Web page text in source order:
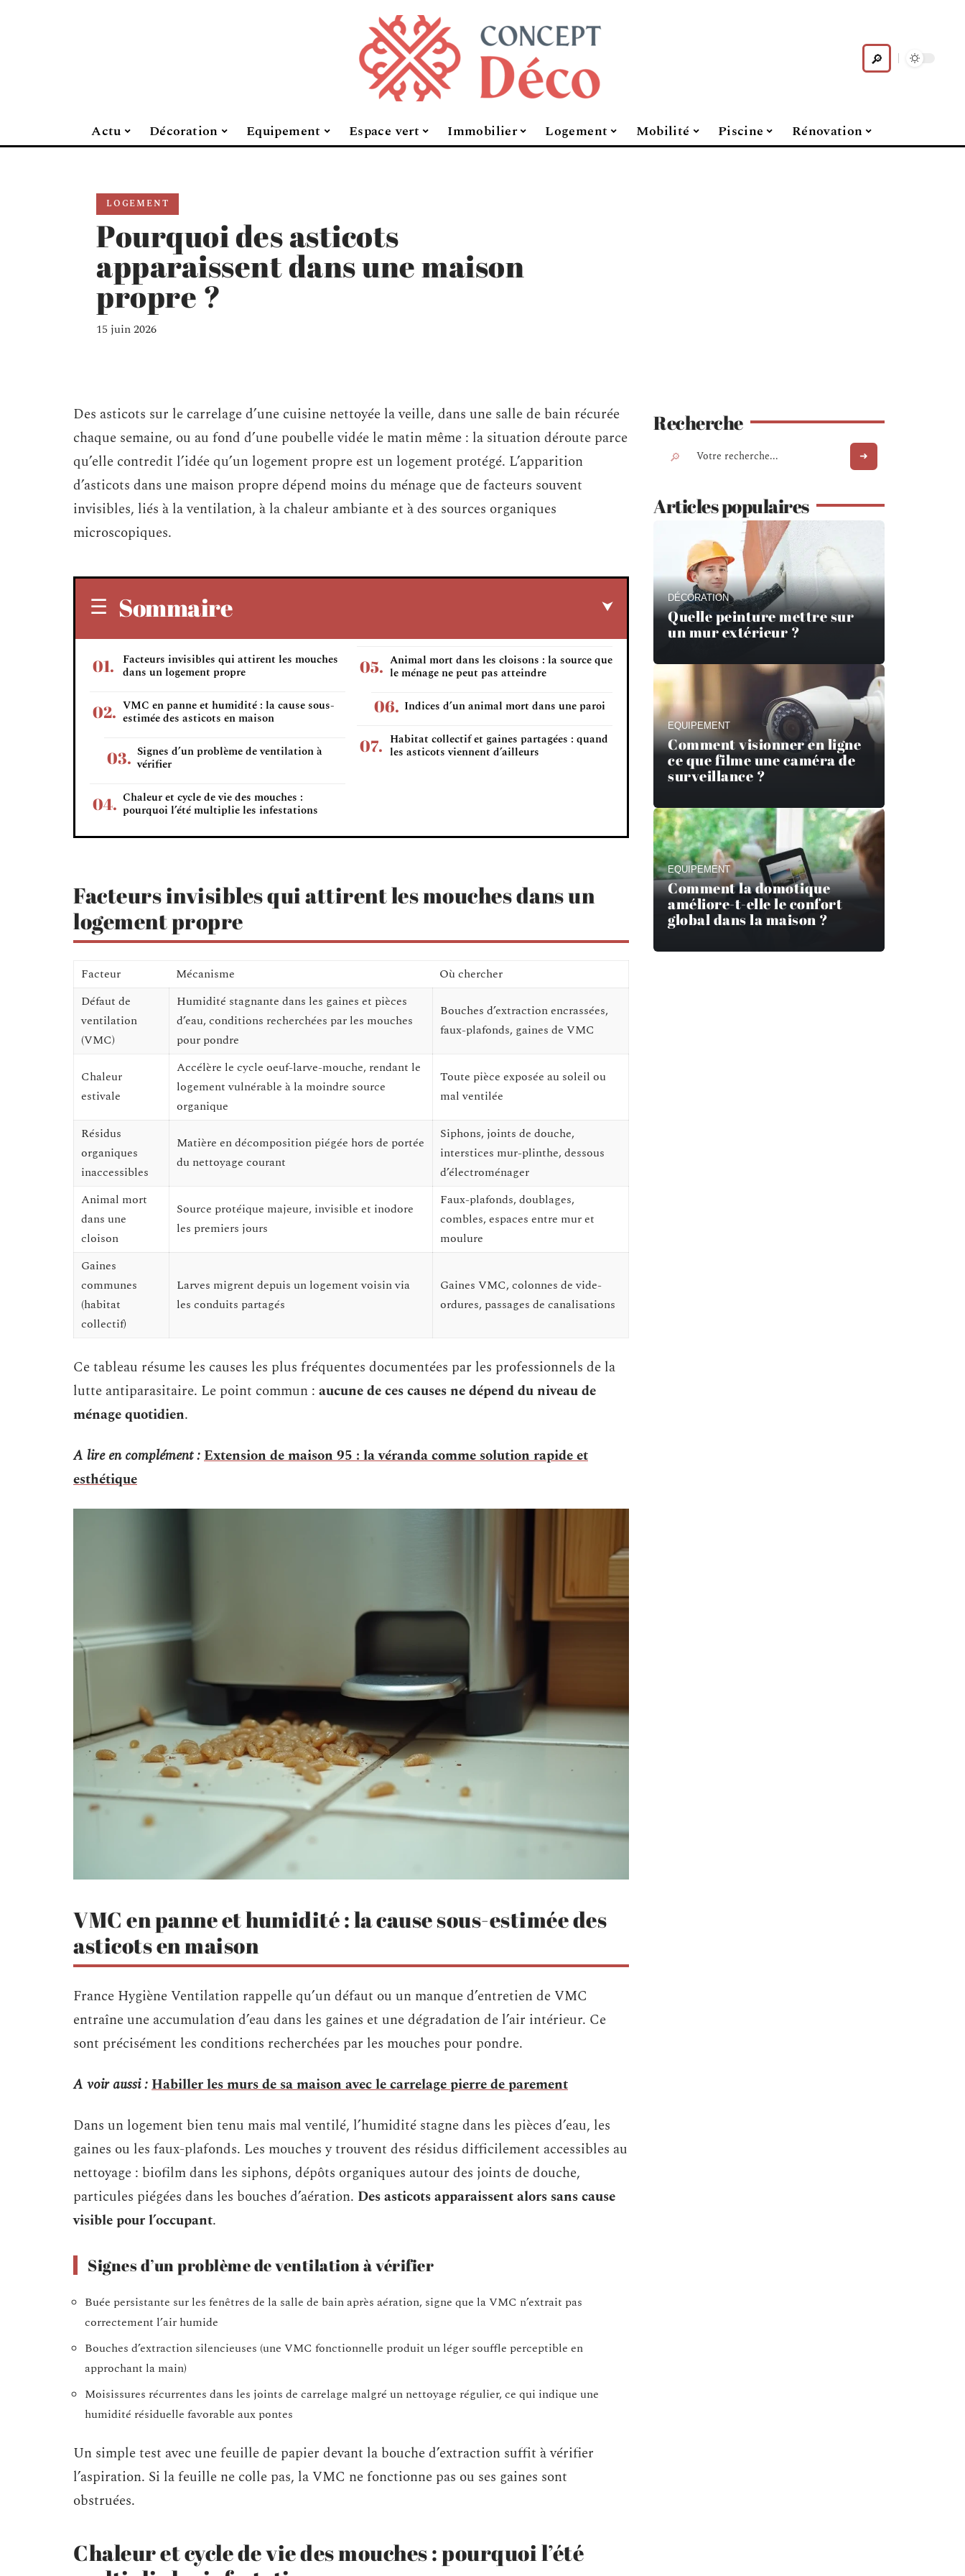
Actu Décoration Equipement Espace vert Immobilier Logement Mobilité Piscine Rénovation
LOGEMENT
Pourquoi des asticots
apparaissent dans une maison
propre ?
15 juin 2026
Des asticots sur le carrelage d’une cuisine nettoyée la veille, dans une salle de bain récurée
chaque semaine, ou au fond d’une poubelle vidée le matin même : la situation déroute parce
qu’elle contredit l’idée qu’un logement propre est un logement protégé. L’apparition
d’asticots dans une maison propre dépend moins du ménage que de facteurs souvent
invisibles, liés à la ventilation, à la chaleur ambiante et à des sources organiques
microscopiques.
Sommaire
Facteurs invisibles qui attirent les mouches
dans un logement propre
VMC en panne et humidité : la cause sous-
estimée des asticots en maison
Signes d’un problème de ventilation à
vérifier
Chaleur et cycle de vie des mouches :
pourquoi l’été multiplie les infestations
Animal mort dans les cloisons : la source que
le ménage ne peut pas atteindre
Indices d’un animal mort dans une paroi
Habitat collectif et gaines partagées : quand
les asticots viennent d’ailleurs
Facteurs invisibles qui attirent les mouches dans un
logement propre
Facteur Mécanisme
Où chercher
Défaut de
ventilation
(VMC)
Humidité stagnante dans les gaines et pièces
d’eau, conditions recherchées par les mouches
pour pondre
Bouches d’extraction encrassées,
faux-plafonds, gaines de VMC
Chaleur
estivale
Accélère le cycle oeuf-larve-mouche, rendant le
logement vulnérable à la moindre source
organique
Toute pièce exposée au soleil ou
mal ventilée
Résidus
organiques
inaccessibles
Matière en décomposition piégée hors de portée
du nettoyage courant
Siphons, joints de douche,
interstices mur-plinthe, dessous
d’électroménager
Animal mort
dans une
cloison
Source protéique majeure, invisible et inodore
les premiers jours
Faux-plafonds, doublages,
combles, espaces entre mur et
moulure
Gaines
communes
(habitat
collectif)
Larves migrent depuis un logement voisin via
les conduits partagés
Gaines VMC, colonnes de vide-
ordures, passages de canalisations
Ce tableau résume les causes les plus fréquentes documentées par les professionnels de la
lutte antiparasitaire. Le point commun : aucune de ces causes ne dépend du niveau de
ménage quotidien.
A lire en complément :Extension de maison 95 : la véranda comme solution rapide et
esthétique
VMC en panne et humidité : la cause sous-estimée des
asticots en maison
France Hygiène Ventilation rappelle qu’un défaut ou un manque d’entretien de VMC
entraîne une accumulation d’eau dans les gaines et une dégradation de l’air intérieur. Ce
sont précisément les conditions recherchées par les mouches pour pondre.
A voir aussi :Habiller les murs de sa maison avec le carrelage pierre de parement
Dans un logement bien tenu mais mal ventilé, l’humidité stagne dans les pièces d’eau, les
gaines ou les faux-plafonds. Les mouches y trouvent des résidus difficilement accessibles au
nettoyage : biofilm dans les siphons, dépôts organiques autour des joints de douche,
particules piégées dans les bouches d’aération. Des asticots apparaissent alors sans cause
visible pour l’occupant.
Signes d’un problème de ventilation à vérifier
Buée persistante sur les fenêtres de la salle de bain après aération, signe que la VMC n’extrait pas
correctement l’air humide
Bouches d’extraction silencieuses (une VMC fonctionnelle produit un léger souffle perceptible en
approchant la main)
Moisissures récurrentes dans les joints de carrelage malgré un nettoyage régulier, ce qui indique une
humidité résiduelle favorable aux pontes
Un simple test avec une feuille de papier devant la bouche d’extraction suffit à vérifier
l’aspiration. Si la feuille ne colle pas, la VMC ne fonctionne pas ou ses gaines sont
obstruées.
Chaleur et cycle de vie des mouches : pourquoi l’été
Recherche
Articles populaires
DÉCORATION
Quelle peinture mettre sur
un mur extérieur ?
EQUIPEMENT
Comment visionner en ligne
ce que filme une caméra de
surveillance ?
EQUIPEMENT
Comment la domotique
améliore-t-elle le confort
global dans la maison ?